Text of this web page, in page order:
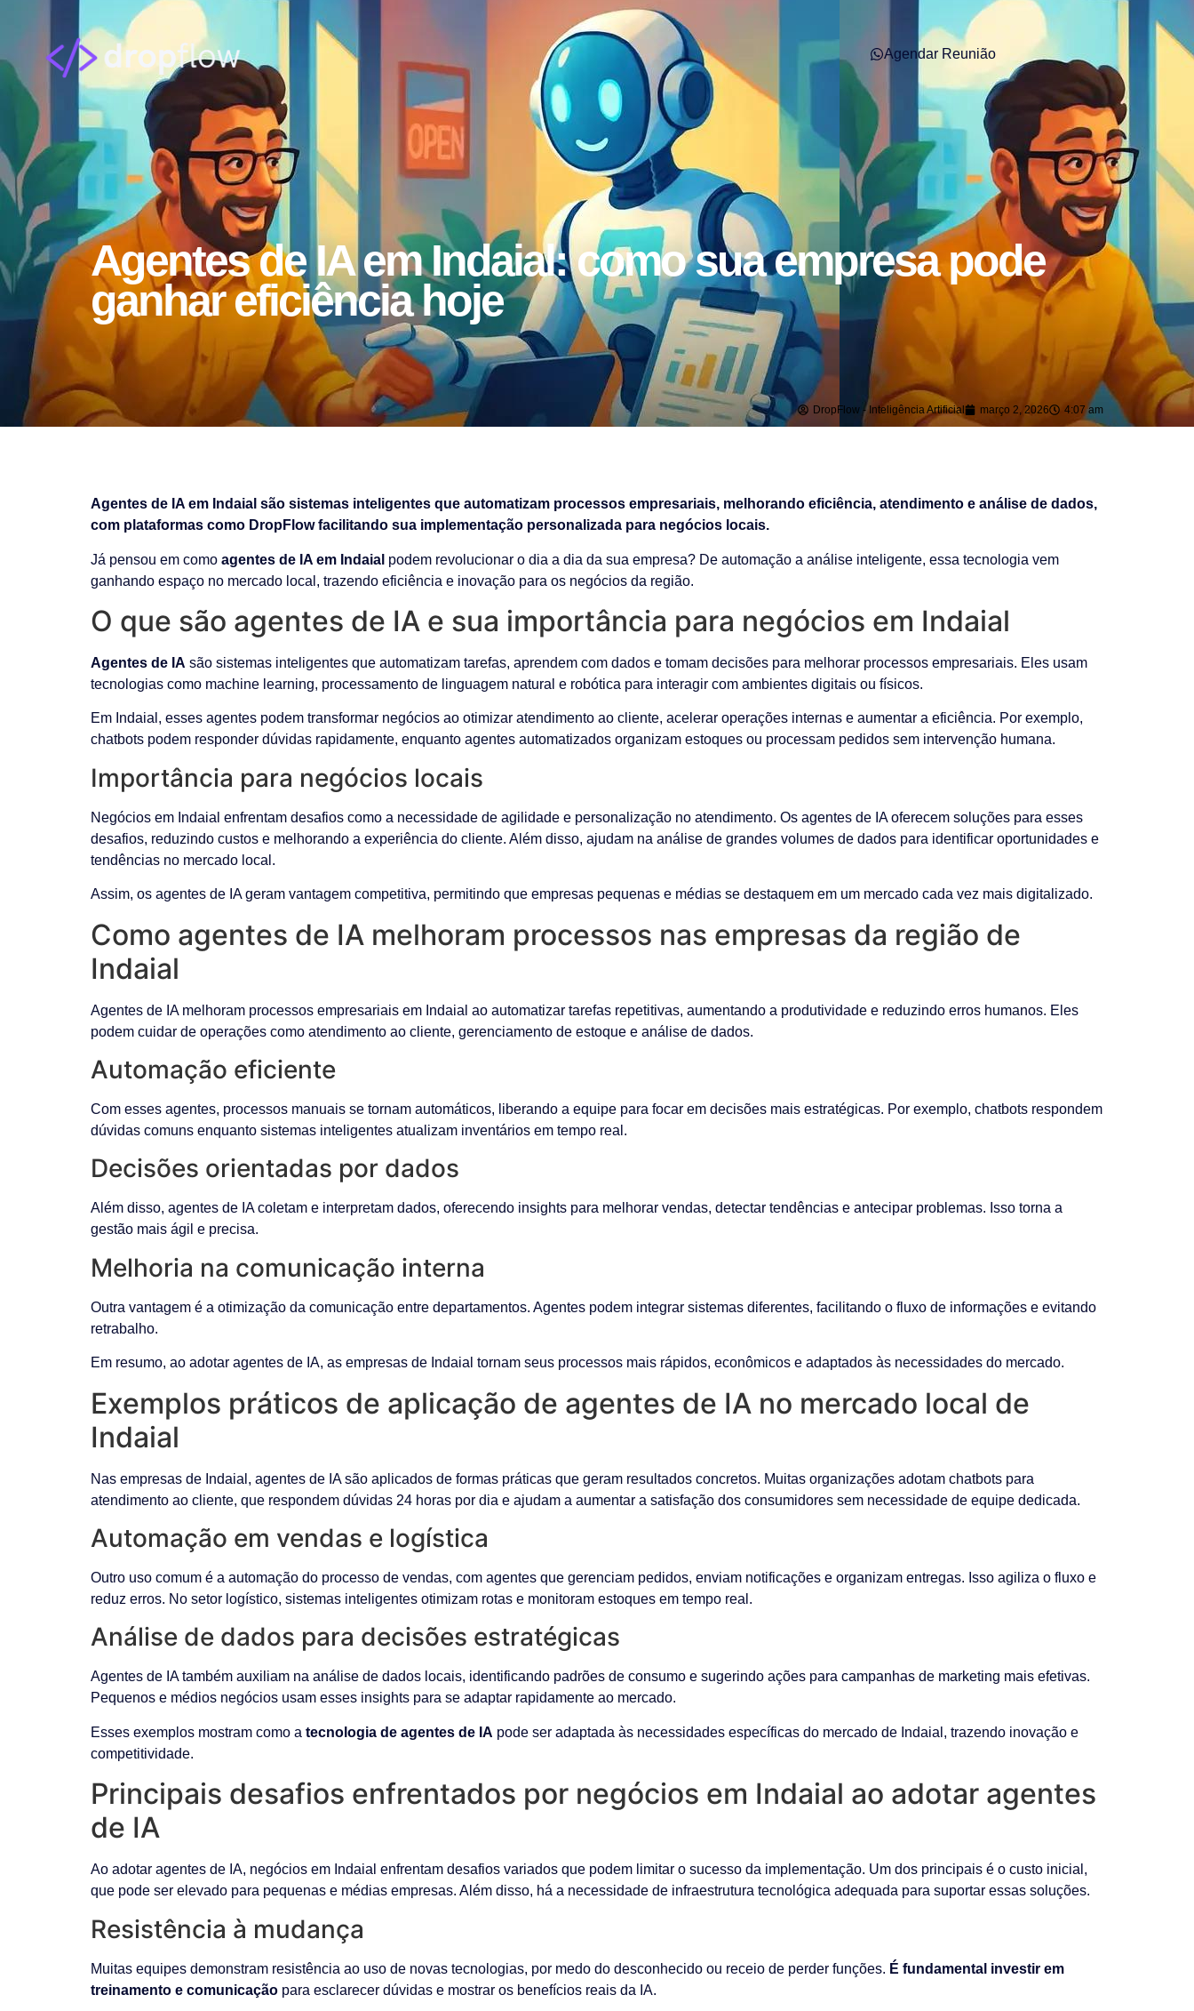
Agendar Reunião
Agentes de IA em Indaial: como sua empresa pode
ganhar eficiência hoje
DropFlow - Inteligência Artificial março 2, 2026 4:07 am
Agentes de IA em Indaial são sistemas inteligentes que automatizam processos empresariais, melhorando eficiência, atendimento e análise de dados,
com plataformas como DropFlow facilitando sua implementação personalizada para negócios locais.
Já pensou em como agentes de IA em Indaial podem revolucionar o dia a dia da sua empresa? De automação a análise inteligente, essa tecnologia vem
ganhando espaço no mercado local, trazendo eficiência e inovação para os negócios da região.
O que são agentes de IA e sua importância para negócios em Indaial
Agentes de IA são sistemas inteligentes que automatizam tarefas, aprendem com dados e tomam decisões para melhorar processos empresariais. Eles usam
tecnologias como machine learning, processamento de linguagem natural e robótica para interagir com ambientes digitais ou físicos.
Em Indaial, esses agentes podem transformar negócios ao otimizar atendimento ao cliente, acelerar operações internas e aumentar a eficiência. Por exemplo,
chatbots podem responder dúvidas rapidamente, enquanto agentes automatizados organizam estoques ou processam pedidos sem intervenção humana.
Importância para negócios locais
Negócios em Indaial enfrentam desafios como a necessidade de agilidade e personalização no atendimento. Os agentes de IA oferecem soluções para esses
desafios, reduzindo custos e melhorando a experiência do cliente. Além disso, ajudam na análise de grandes volumes de dados para identificar oportunidades e
tendências no mercado local.
Assim, os agentes de IA geram vantagem competitiva, permitindo que empresas pequenas e médias se destaquem em um mercado cada vez mais digitalizado.
Como agentes de IA melhoram processos nas empresas da região de
Indaial
Agentes de IA melhoram processos empresariais em Indaial ao automatizar tarefas repetitivas, aumentando a produtividade e reduzindo erros humanos. Eles
podem cuidar de operações como atendimento ao cliente, gerenciamento de estoque e análise de dados.
Automação eficiente
Com esses agentes, processos manuais se tornam automáticos, liberando a equipe para focar em decisões mais estratégicas. Por exemplo, chatbots respondem
dúvidas comuns enquanto sistemas inteligentes atualizam inventários em tempo real.
Decisões orientadas por dados
Além disso, agentes de IA coletam e interpretam dados, oferecendo insights para melhorar vendas, detectar tendências e antecipar problemas. Isso torna a
gestão mais ágil e precisa.
Melhoria na comunicação interna
Outra vantagem é a otimização da comunicação entre departamentos. Agentes podem integrar sistemas diferentes, facilitando o fluxo de informações e evitando
retrabalho.
Em resumo, ao adotar agentes de IA, as empresas de Indaial tornam seus processos mais rápidos, econômicos e adaptados às necessidades do mercado.
Exemplos práticos de aplicação de agentes de IA no mercado local de
Indaial
Nas empresas de Indaial, agentes de IA são aplicados de formas práticas que geram resultados concretos. Muitas organizações adotam chatbots para
atendimento ao cliente, que respondem dúvidas 24 horas por dia e ajudam a aumentar a satisfação dos consumidores sem necessidade de equipe dedicada.
Automação em vendas e logística
Outro uso comum é a automação do processo de vendas, com agentes que gerenciam pedidos, enviam notificações e organizam entregas. Isso agiliza o fluxo e
reduz erros. No setor logístico, sistemas inteligentes otimizam rotas e monitoram estoques em tempo real.
Análise de dados para decisões estratégicas
Agentes de IA também auxiliam na análise de dados locais, identificando padrões de consumo e sugerindo ações para campanhas de marketing mais efetivas.
Pequenos e médios negócios usam esses insights para se adaptar rapidamente ao mercado.
Esses exemplos mostram como a tecnologia de agentes de IA pode ser adaptada às necessidades específicas do mercado de Indaial, trazendo inovação e
competitividade.
Principais desafios enfrentados por negócios em Indaial ao adotar agentes
de IA
Ao adotar agentes de IA, negócios em Indaial enfrentam desafios variados que podem limitar o sucesso da implementação. Um dos principais é o custo inicial,
que pode ser elevado para pequenas e médias empresas. Além disso, há a necessidade de infraestrutura tecnológica adequada para suportar essas soluções.
Resistência à mudança
Muitas equipes demonstram resistência ao uso de novas tecnologias, por medo do desconhecido ou receio de perder funções. É fundamental investir em
treinamento e comunicação para esclarecer dúvidas e mostrar os benefícios reais da IA.